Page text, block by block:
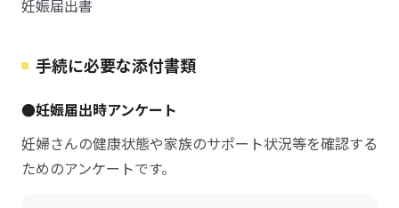
妊娠届出書
手続に必要な添付書類
●妊娠届出時アンケート
妊婦さんの健康状態や家族のサポート状況等を確認する
ためのアンケートです。